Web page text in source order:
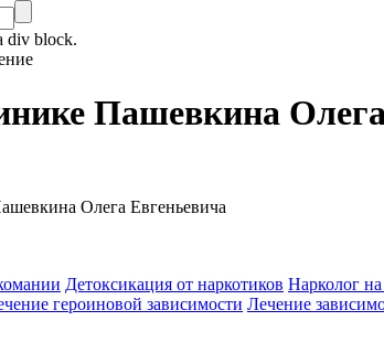
div block.
Пашевкина
Олега Евгеньевича
Детоксикация от наркотиков Нарколог
героиновой зависимости Лечение